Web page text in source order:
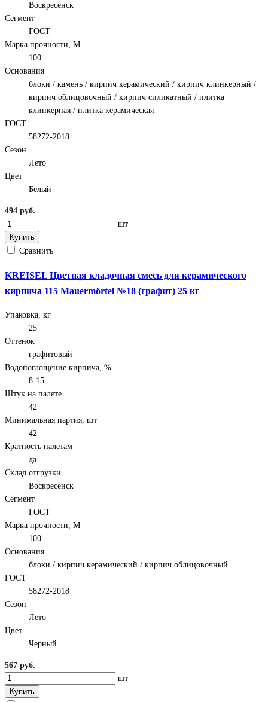
Воскресенск
Сегмент
ГОСТ
Марка прочности, М
100
Основания
блоки / камень / кирпич керамический / кирпич клинкерный /
кирпич облицовочный / кирпич силикатный / плитка
клинкерная / плитка керамическая
ГОСТ
58272-2018
Сезон
Лето
Цвет
Белый
494 руб.
шт
Купить
Сравнить
KREISEL Цветная кладочная смесь для керамического
кирпича 115 Mauermörtel №18 (графит) 25 кг
Упаковка, кг
25
Оттенок
графитовый
Водопоглощение кирпича, %
8-15
Штук на палете
42
Минимальная партия, шт
42
Кратность палетам
да
Склад отгрузки
Воскресенск
Сегмент
ГОСТ
Марка прочности, М
100
Основания
блоки / кирпич керамический / кирпич облицовочный
ГОСТ
58272-2018
Сезон
Лето
Цвет
Черный
567 руб.
шт
Купить